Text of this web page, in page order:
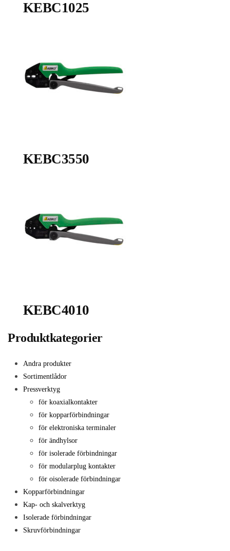
KEBC1025
KEBC3550
KEBC4010
Produktkategorier
Andra produkter
Sortimentlådor
Pressverktyg
för koaxialkontakter
för kopparförbindningar
för elektroniska terminaler
för ändhylsor
för isolerade förbindningar
för modularplug kontakter
för oisolerade förbindningar
Kopparförbindningar
Kap- och skalverktyg
Isolerade förbindningar
Skruvförbindningar